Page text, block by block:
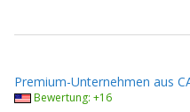
Premium-Unternehmen aus
Bewertung: +16